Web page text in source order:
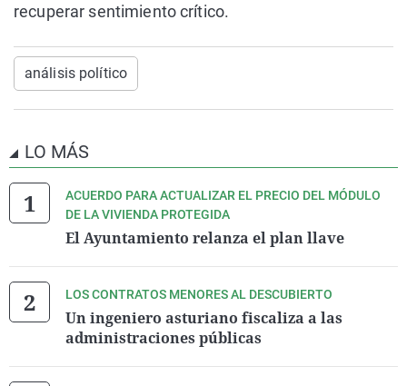
recuperar sentimiento crítico.
análisis político
LO MÁS
ACUERDO PARA ACTUALIZAR EL PRECIO DEL MÓDULO
DE LA VIVIENDA PROTEGIDA
El Ayuntamiento relanza el plan llave
LOS CONTRATOS MENORES AL DESCUBIERTO
Un ingeniero asturiano fiscaliza a las
administraciones públicas